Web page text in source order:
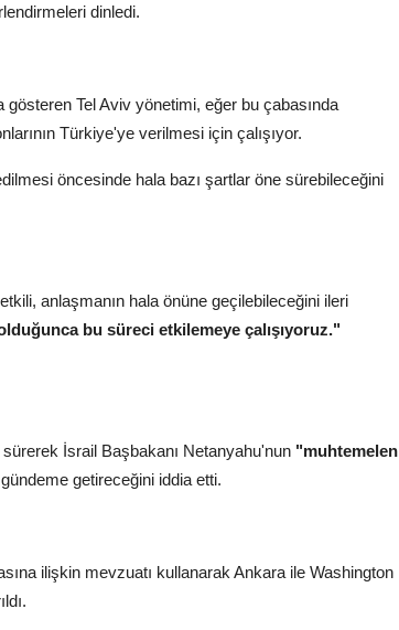
dinledi.
Tel Aviv yönetimi, eğer bu çabasında
Türkiye'ye verilmesi için çalışıyor.
öncesinde hala bazı şartlar öne sürebileceğini
anlaşmanın hala önüne geçilebileceğini ileri
bu süreci etkilemeye çalışıyoruz."
İsrail Başbakanı Netanyahu'nun "muhtemelen
getireceğini iddia etti.
ilişkin mevzuatı kullanarak Ankara ile Washington